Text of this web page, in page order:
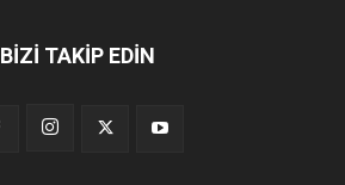
BİZİ TAKİP EDİN